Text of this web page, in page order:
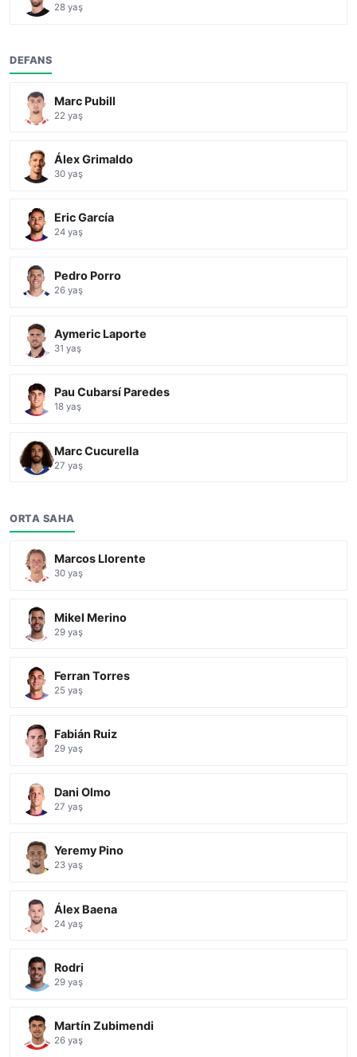
28 yaş
DEFANS
Marc Pubill
22 yaş
Álex Grimaldo
30 yaş
Eric García
24 yaş
Pedro Porro
26 yaş
Aymeric Laporte
31 yaş
Pau Cubarsí Paredes
18 yaş
Marc Cucurella
27 yaş
ORTA SAHA
Marcos Llorente
30 yaş
Mikel Merino
29 yaş
Ferran Torres
25 yaş
Fabián Ruiz
29 yaş
Dani Olmo
27 yaş
Yeremy Pino
23 yaş
Álex Baena
24 yaş
Rodri
29 yaş
Martín Zubimendi
26 yaş